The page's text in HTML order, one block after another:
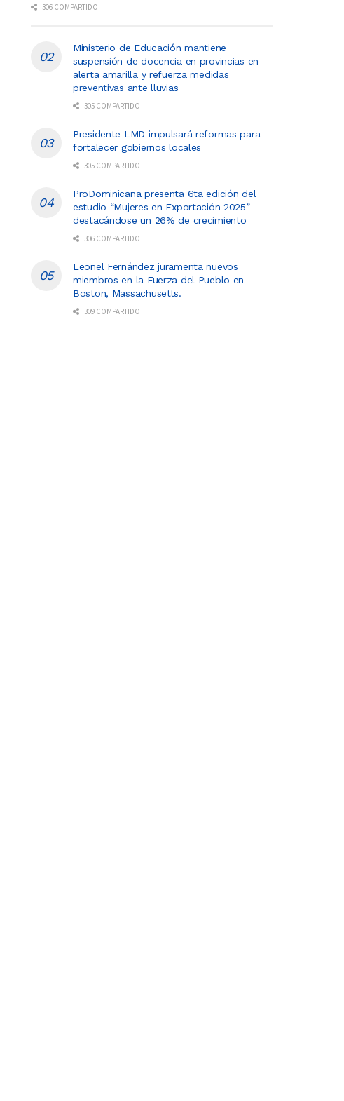
306 COMPARTIDO
Ministerio de Educación mantiene
suspensión de docencia en provincias en
alerta amarilla y refuerza medidas
preventivas ante lluvias
305 COMPARTIDO
Presidente LMD impulsará reformas para
fortalecer gobiernos locales
305 COMPARTIDO
ProDominicana presenta 6ta edición del
estudio “Mujeres en Exportación 2025”
destacándose un 26% de crecimiento
306 COMPARTIDO
Leonel Fernández juramenta nuevos
miembros en la Fuerza del Pueblo en
Boston, Massachusetts.
309 COMPARTIDO